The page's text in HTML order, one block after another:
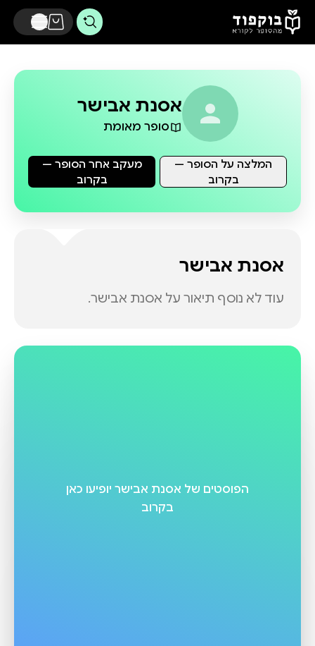
דלג לתוכן הראשי
אסנת אבישר
סופר מאומת
מעקב אחר הסופר —
בקרוב
המלצה על הסופר —
בקרוב
אסנת אבישר
עוד לא נוסף תיאור על אסנת אבישר.
הפוסטים של אסנת אבישר יופיעו כאן
בקרוב